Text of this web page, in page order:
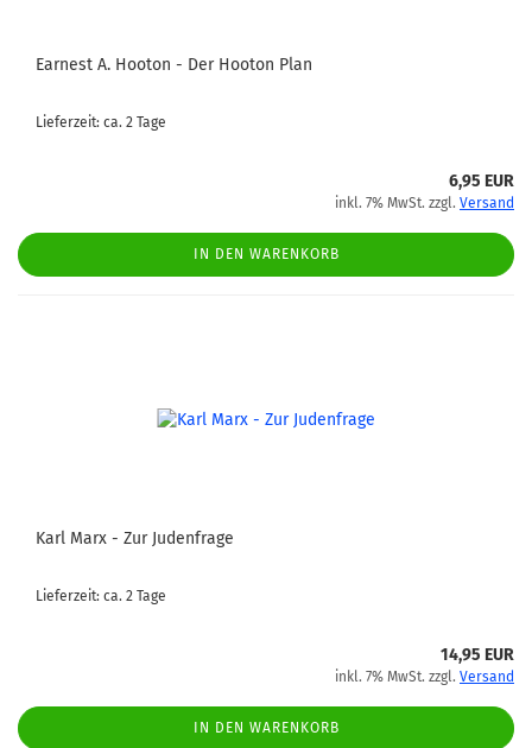
Earnest A. Hooton - Der Hooton Plan
Lieferzeit: ca. 2 Tage
6,95 EUR
inkl. 7% MwSt. zzgl. Versand
IN DEN WARENKORB
Karl Marx - Zur Judenfrage
Lieferzeit: ca. 2 Tage
14,95 EUR
inkl. 7% MwSt. zzgl. Versand
IN DEN WARENKORB